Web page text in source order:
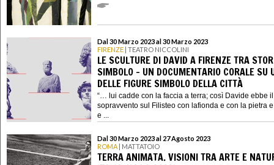
Dal 30 Marzo 2023 al 30 Marzo 2023
FIRENZE | TEATRO NICCOLINI
LE SCULTURE DI DAVID A FIRENZE TRA
SIMBOLO - UN DOCUMENTARIO CORALE SU
DELLE FIGURE SIMBOLO DELLA CITTÀ
“… lui cadde con la faccia a terra; così Davide ebbe il
sopravvento sul Filisteo con lafionda e con la pietra
e ...
Dal 30 Marzo 2023 al 27 Agosto 2023
ROMA | MATTATOIO
TERRA ANIMATA. VISIONI TRA ARTE E